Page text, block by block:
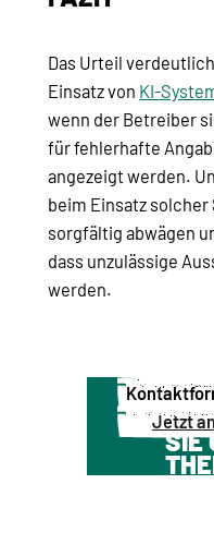
Das Urteil
Einsatz von KI-
wenn der Betreiber
für fehlerhafte
angezeigt werden.
beim Einsatz solcher
sorgfältig abwägen
dass unzulässige
werden.
SIE
Jetzt